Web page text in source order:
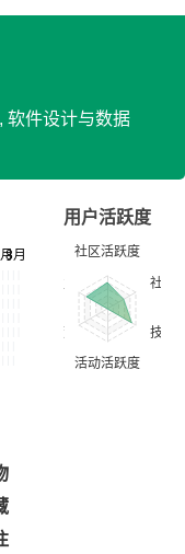
软件设计与数据
用户活跃度